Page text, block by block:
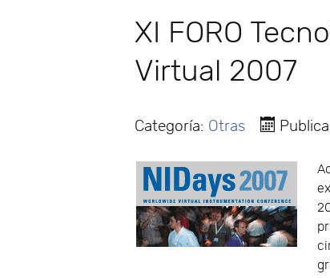
XI FORO
Virtual 2007
Categoría: Otras